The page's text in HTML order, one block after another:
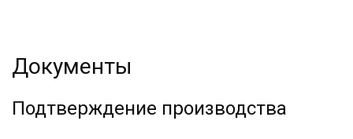
Документы
Подтверждение производства